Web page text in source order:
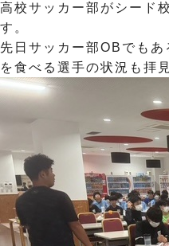
高校サッカー部がシード
す。
先日サッカー部OBでも
を食べる選手の状況も拝